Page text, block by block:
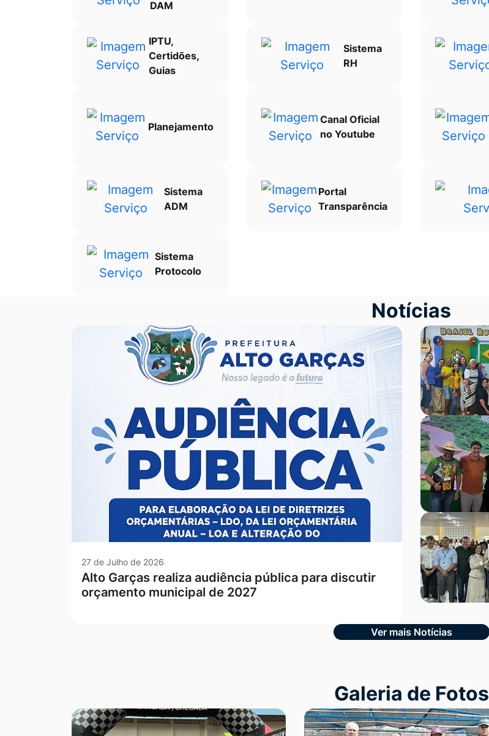
rodapé
DAM
IPTU,
Certidões,
Guias
Sistema
RH
Planejamento
Canal Oficial
no Youtube
Sistema
ADM
Portal
Transparência
Sistema
Protocolo
Notícias
27 de Julho de 2026
Alto Garças realiza audiência pública para discutir
orçamento municipal de 2027
Ver mais Notícias
Galeria de Fotos